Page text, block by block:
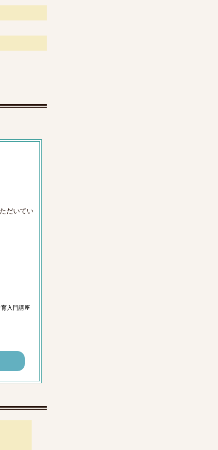
だいてい
入門講座